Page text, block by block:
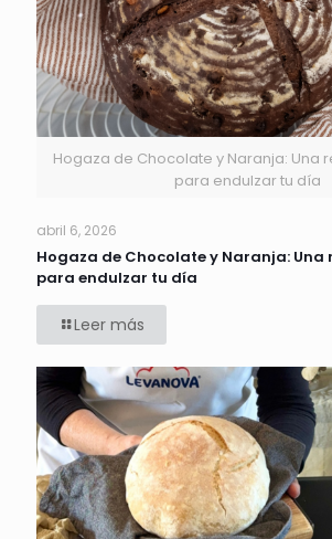
Hogaza de Chocolate y Naranja: Una
para endulzar tu día
abril 6, 2026
Hogaza de Chocolate y Naranja: Una
para endulzar tu día
Leer más